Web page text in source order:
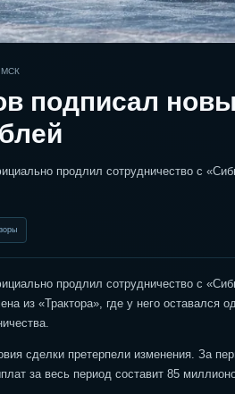
МСК
подписал
продлил сотрудничество с
продлил сотрудничество с
из «Трактора», где у него оставался
сделки претерпели изменения. За
за весь период составит 85